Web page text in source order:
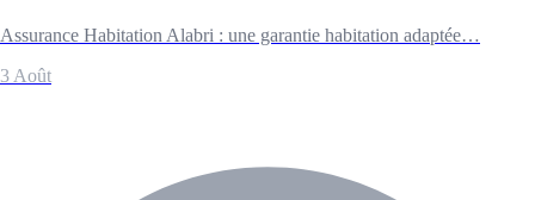
Assurance Habitation Alabri : une garantie habitation adaptée…
3 Août